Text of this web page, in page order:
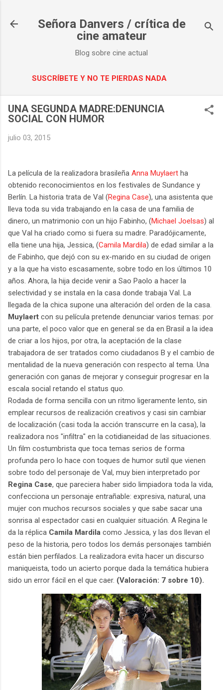
Señora Danvers / crítica de
cine amateur
Blog sobre cine actual
SUSCRÍBETE Y NO TE PIERDAS NADA
UNA SEGUNDA MADRE:DENUNCIA
SOCIAL CON HUMOR
julio 03, 2015
La película de la realizadora brasileña Anna Muylaert ha
obtenido reconocimientos en los festivales de Sundance y
Berlín. La historia trata de Val (Regina Case), una asistenta que
lleva toda su vida trabajando en la casa de una familia de
dinero, un matrimonio con un hijo Fabinho, (Michael Joelsas) al
que Val ha criado como si fuera su madre. Paradójicamente,
ella tiene una hija, Jessica, (Camila Mardila) de edad similar a la
de Fabinho, que dejó con su ex-marido en su ciudad de origen
y a la que ha visto escasamente, sobre todo en los últimos 10
años. Ahora, la hija decide venir a Sao Paolo a hacer la
selectividad y se instala en la casa donde trabaja Val. La
llegada de la chica supone una alteración del orden de la casa.
Muylaert con su película pretende denunciar varios temas: por
una parte, el poco valor que en general se da en Brasil a la idea
de criar a los hijos, por otra, la aceptación de la clase
trabajadora de ser tratados como ciudadanos B y el cambio de
mentalidad de la nueva generación con respecto al tema. Una
generación con ganas de mejorar y conseguir progresar en la
escala social retando el status quo.
Rodada de forma sencilla con un ritmo ligeramente lento, sin
emplear recursos de realización creativos y casi sin cambiar
de localización (casi toda la acción transcurre en la casa), la
realizadora nos "infiltra" en la cotidianeidad de las situaciones.
Un film costumbrista que toca temas serios de forma
profunda pero lo hace con toques de humor sutil que vienen
sobre todo del personaje de Val, muy bien interpretado por
Regina Case, que pareciera haber sido limpiadora toda la vida,
confecciona un personaje entrañable: expresiva, natural, una
mujer con muchos recursos sociales y que sabe sacar una
sonrisa al espectador casi en cualquier situación. A Regina le
da la réplica Camila Mardila como Jessica, y las dos llevan el
peso de la historia, pero todos los demás personajes también
están bien perfilados. La realizadora evita hacer un discurso
maniqueista, todo un acierto porque dada la temática hubiera
sido un error fácil en el que caer. (Valoración: 7 sobre 10).